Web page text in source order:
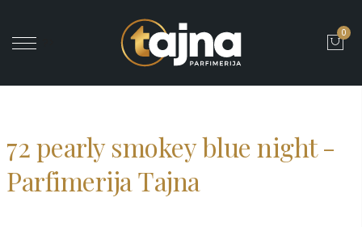
0
72 pearly smokey blue night -
Parfimerija Tajna